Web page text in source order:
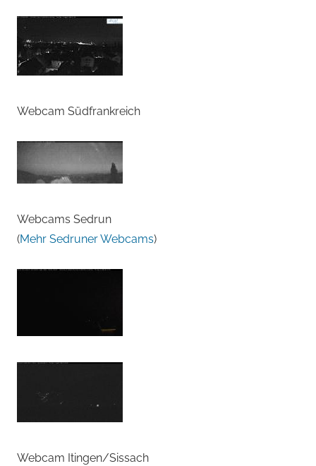
Webcam Südfrankreich
Webcams Sedrun
(Mehr Sedruner Webcams)
Webcam Itingen/Sissach